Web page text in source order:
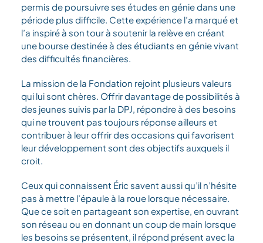
permis de poursuivre ses études en génie dans une
période plus difficile. Cette expérience l’a marqué et
l’a inspiré à son tour à soutenir la relève en créant
une bourse destinée à des étudiants en génie vivant
des difficultés financières.
La mission de la Fondation rejoint plusieurs valeurs
qui lui sont chères. Offrir davantage de possibilités à
des jeunes suivis par la DPJ, répondre à des besoins
qui ne trouvent pas toujours réponse ailleurs et
contribuer à leur offrir des occasions qui favorisent
leur développement sont des objectifs auxquels il
croit.
Ceux qui connaissent Éric savent aussi qu’il n’hésite
pas à mettre l’épaule à la roue lorsque nécessaire.
Que ce soit en partageant son expertise, en ouvrant
son réseau ou en donnant un coup de main lorsque
les besoins se présentent, il répond présent avec la